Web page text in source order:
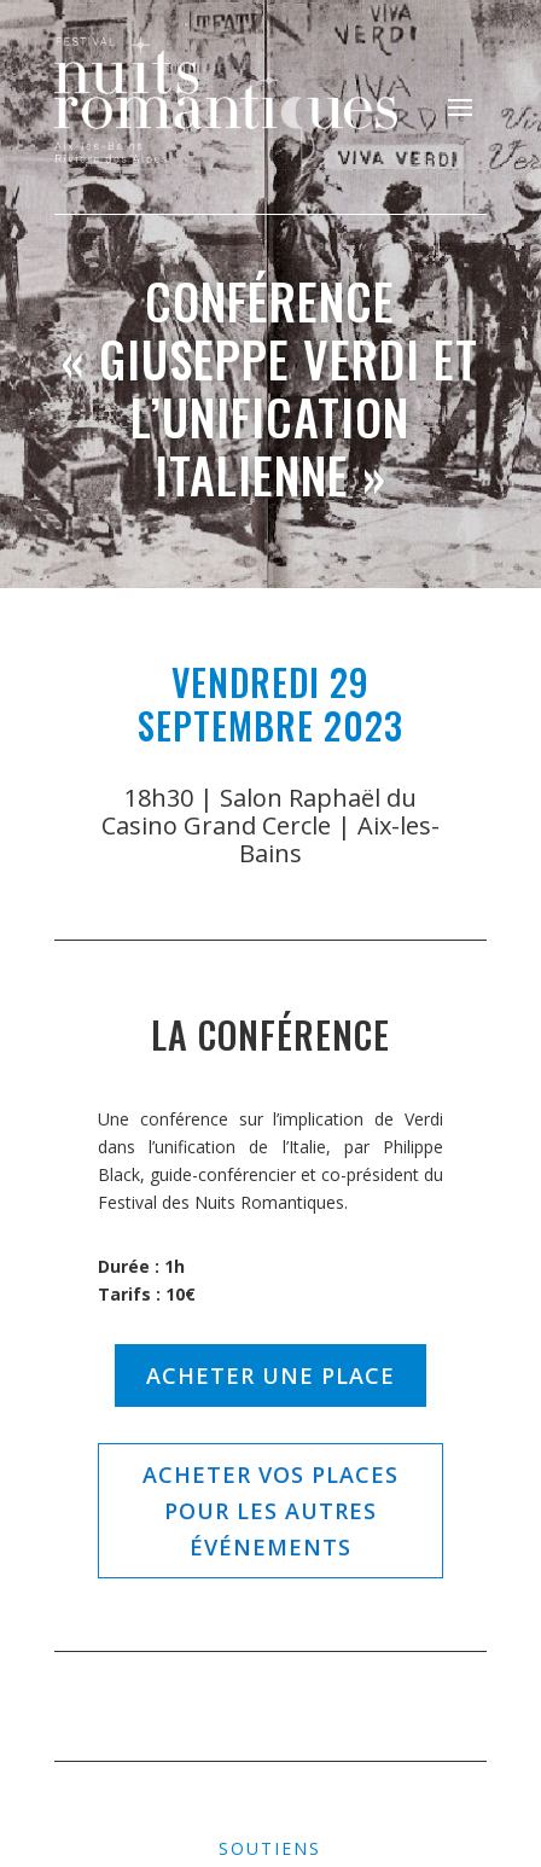
CONFÉRENCE
« GIUSEPPE VERDI ET
L’UNIFICATION
ITALIENNE »
VENDREDI 29
SEPTEMBRE 2023
18h30 | Salon Raphaël du
Casino Grand Cercle | Aix-les-
Bains
LA CONFÉRENCE
Une conférence sur l’implication de Verdi
dans l’unification de l’Italie, par Philippe
Black, guide-conférencier et co-président du
Festival des Nuits Romantiques.
Durée : 1h
Tarifs : 10€
ACHETER UNE PLACE
ACHETER VOS PLACES
POUR LES AUTRES
ÉVÉNEMENTS
SOUTIENS